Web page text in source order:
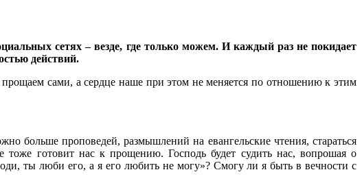
сетях – везде, где только можем. И каждый раз не покидает
действий.
сами, а сердце наше при этом не меняется по отношению к этим
больше проповедей, размышлений на евангельские чтения, стараться
готовит нас к прощению. Господь будет судить нас, вопрошая о
ты люби его, а я его любить не могу»? Смогу ли я быть в вечности с